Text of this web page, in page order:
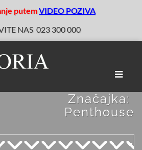
putemVIDEO POZIVA
NAS 023 300 000
Toggle
Značajka:
Penthouse